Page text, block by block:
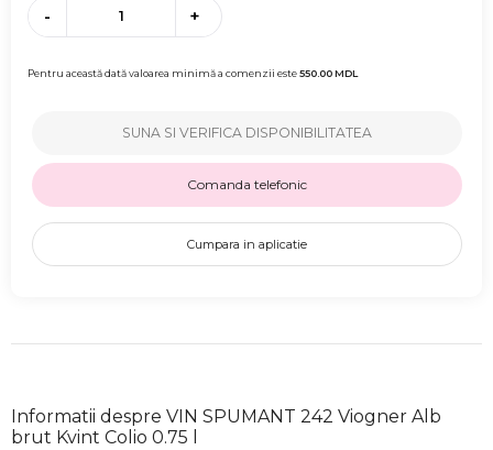
- +
Pentru această dată valoarea minimă a comenzii este550.00MDL
SUNA SI VERIFICA DISPONIBILITATEA
Comanda telefonic
Cumpara in aplicatie
Informatii despre VIN SPUMANT 242 Viogner Alb
brut Kvint Colio 0.75 l